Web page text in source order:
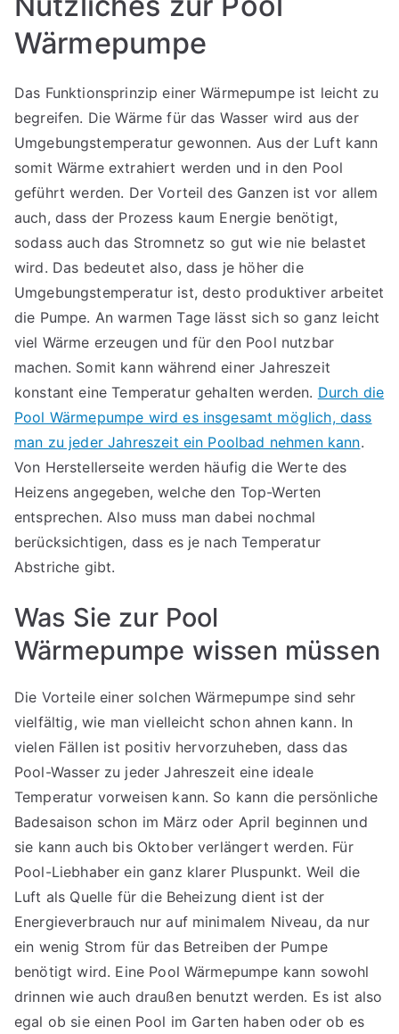
Wärmepumpe
Das Funktionsprinzip einer Wärmepumpe ist leicht zu
begreifen. Die Wärme für das Wasser wird aus der
Umgebungstemperatur gewonnen. Aus der Luft kann
somit Wärme extrahiert werden und in den Pool
geführt werden. Der Vorteil des Ganzen ist vor allem
auch, dass der Prozess kaum Energie benötigt,
sodass auch das Stromnetz so gut wie nie belastet
wird. Das bedeutet also, dass je höher die
Umgebungstemperatur ist, desto produktiver arbeitet
die Pumpe. An warmen Tage lässt sich so ganz leicht
viel Wärme erzeugen und für den Pool nutzbar
machen. Somit kann während einer Jahreszeit
konstant eine Temperatur gehalten werden. Durch die
Pool Wärmepumpe wird es insgesamt möglich, dass
man zu jeder Jahreszeit ein Poolbad nehmen kann.
Von Herstellerseite werden häufig die Werte des
Heizens angegeben, welche den Top-Werten
entsprechen. Also muss man dabei nochmal
berücksichtigen, dass es je nach Temperatur
Abstriche gibt.
Was Sie zur Pool
Wärmepumpe wissen müssen
Die Vorteile einer solchen Wärmepumpe sind sehr
vielfältig, wie man vielleicht schon ahnen kann. In
vielen Fällen ist positiv hervorzuheben, dass das
Pool-Wasser zu jeder Jahreszeit eine ideale
Temperatur vorweisen kann. So kann die persönliche
Badesaison schon im März oder April beginnen und
sie kann auch bis Oktober verlängert werden. Für
Pool-Liebhaber ein ganz klarer Pluspunkt. Weil die
Luft als Quelle für die Beheizung dient ist der
Energieverbrauch nur auf minimalem Niveau, da nur
ein wenig Strom für das Betreiben der Pumpe
benötigt wird. Eine Pool Wärmepumpe kann sowohl
drinnen wie auch draußen benutzt werden. Es ist also
egal ob sie einen Pool im Garten haben oder ob es